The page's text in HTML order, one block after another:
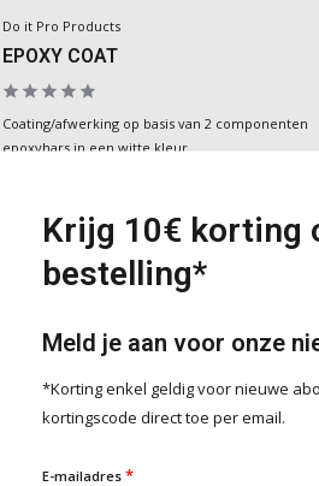
Do it Pro Products
EPOXY COAT
Coating/afwerking op basis van 2 componenten
epoxyhars in een witte kleur.
€178,00
Incl. BTW
Krijg 10€ korting
bestelling*
Meld je aan voor onze
*Korting enkel geldig voor nieuwe
kortingscode direct toe per email.
E-mailadres *